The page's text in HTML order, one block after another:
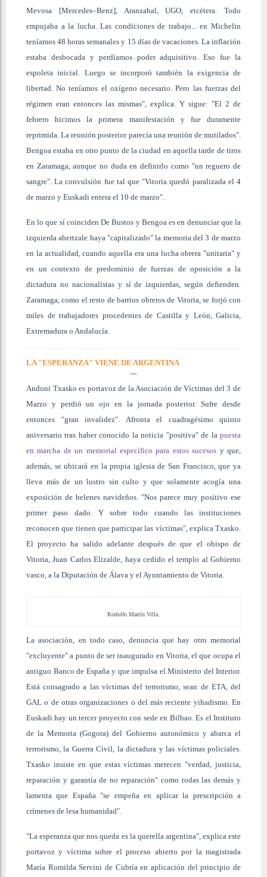
Mevosa [Mercedes–Benz], Aranzabal, UGO, etcétera. Todo
empujaba a la lucha. Las condiciones de trabajo... en Michelin
teníamos 48 horas semanales y 15 días de vacaciones. La inflación
estaba desbocada y perdíamos poder adquisitivo. Eso fue la
espoleta inicial. Luego se incorporó también la exigencia de
libertad. No teníamos el oxígeno necesario. Pero las fuerzas del
régimen eran entonces las mismas", explica. Y sigue: "El 2 de
febrero hicimos la primera manifestación y fue duramente
reprimida. La reunión posterior parecía una reunión de mutilados".
Bengoa estaba en otro punto de la ciudad en aquella tarde de tiros
en Zaramaga, aunque no duda en definirlo como "un reguero de
sangre". La convulsión fue tal que "Vitoria quedó paralizada el 4
de marzo y Euskadi entera el 10 de marzo".
En lo que sí coinciden De Bustos y Bengoa es en denunciar que la
izquierda abertzale haya "capitalizado" la memoria del 3 de marzo
en la actualidad, cuando aquella era una lucha obrera "unitaria" y
en un contexto de predominio de fuerzas de oposición a la
dictadura no nacionalistas y sí de izquierdas, según defienden.
Zaramaga, como el resto de barrios obreros de Vitoria, se forjó con
miles de trabajadores procedentes de Castilla y León, Galicia,
Extremadura o Andalucía.
LA "ESPERANZA" VIENE DE ARGENTINA
Andoni Txasko es portavoz de la Asociación de Víctimas del 3 de
Marzo y perdió un ojo en la jornada posterior. Sufre desde
entonces "gran invalidez". Afronta el cuadragésimo quinto
aniversario tras haber conocido la noticia "positiva" de la puesta
en marcha de un memorial específico para estos sucesos y que,
además, se ubicará en la propia iglesia de San Francisco, que ya
lleva más de un lustro sin culto y que solamente acogía una
exposición de belenes navideños. "Nos parece muy positivo ese
primer paso dado. Y sobre todo cuando las instituciones
reconocen que tienen que participar las víctimas", explica Txasko.
El proyecto ha salido adelante después de que el obispo de
Vitoria, Juan Carlos Elizalde, haya cedido el templo al Gobierno
vasco, a la Diputación de Álava y el Ayuntamiento de Vitoria.
Rodolfo Martín Villa.
La asociación, en todo caso, denuncia que hay otro memorial
"excluyente" a punto de ser inaugurado en Vitoria, el que ocupa el
antiguo Banco de España y que impulsa el Ministerio del Interior.
Está consagrado a las víctimas del terrorismo, sean de ETA, del
GAL o de otras organizaciones o del más reciente yihadismo. En
Euskadi hay un tercer proyecto con sede en Bilbao. Es el Instituto
de la Memoria (Gogora) del Gobierno autonómico y abarca el
terrorismo, la Guerra Civil, la dictadura y las víctimas policiales.
Txasko insiste en que estas víctimas merecen "verdad, justicia,
reparación y garantía de no reparación" como todas las demás y
lamenta que España "se empeña en aplicar la prescripción a
crímenes de lesa humanidad".
"La esperanza que nos queda es la querella argentina", explica este
portavoz y víctima sobre el proceso abierto por la magistrada
María Romilda Servini de Cubría en aplicación del principio de